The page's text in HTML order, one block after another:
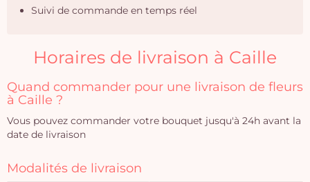
Suivi de commande en temps réel
Horaires de livraison à Caille
Quand commander pour une livraison de fleurs
à Caille ?
Vous pouvez commander votre bouquet jusqu'à 24h avant la
date de livraison
Modalités de livraison